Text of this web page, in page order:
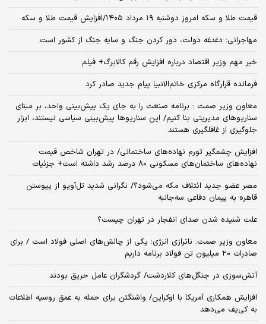
قیمت طلا و سکه امروز دوشنبه ۱۹ مرداد ۱۴۰۵/افزایش قیمت طلا و سکه
مهاجرانی: دغدغه دولت، دور کردن جنگ و سایه جنگ از کشور است
خبر مهم وزیر اقتصاد درباره افزایش رقم کالابرگ+ فیلم
فرمانده قرارگاه مرکزی خاتم‌الانبیا پیام جدید صادر کرد
معاون وزیر صمت : برنامه صنعت را به جای یک پیش‌بینی واحد، بر مبنای
سناریوهای مدیریتی بنا کنیم/ این سناریوها پیش‌بینی سیاسی نیستند، ابزار
جلوگیری از غافلگیری هستند
افزایش چشمگیر تورم نهاده‌های ساختمانی/ در تهران شاخص قیمت
نهاده‌های ساختمان‌های مسکونی ۸۰ درصد رشد داشته است+ جزئیات
مصر عضو جدید ائتلاف مکه می‌شود؟/ نگرانی شدید تل‌آویو از پیوستن
قاهره به پیمان دفاعی سه‌جانبه
علت شنیده شدن صدای انفجار در تهران چیست؟
معاون وزیر صمت: ناترازی انرژی؛ یکی از چالش‌های اصلی فولاد است / برای
صادرات ۲۰ میلیون تن فولاد برنامه‌ داریم
آتش‌سوزی در جنگل‌های کلاردشت/ گردشگران عامل حریق بودند
افزایش همکاری آمریکا با اوکراین/ واشنگتن برای حمله به عمق روسیه اطلاعات
به کی‌یف می‌دهد